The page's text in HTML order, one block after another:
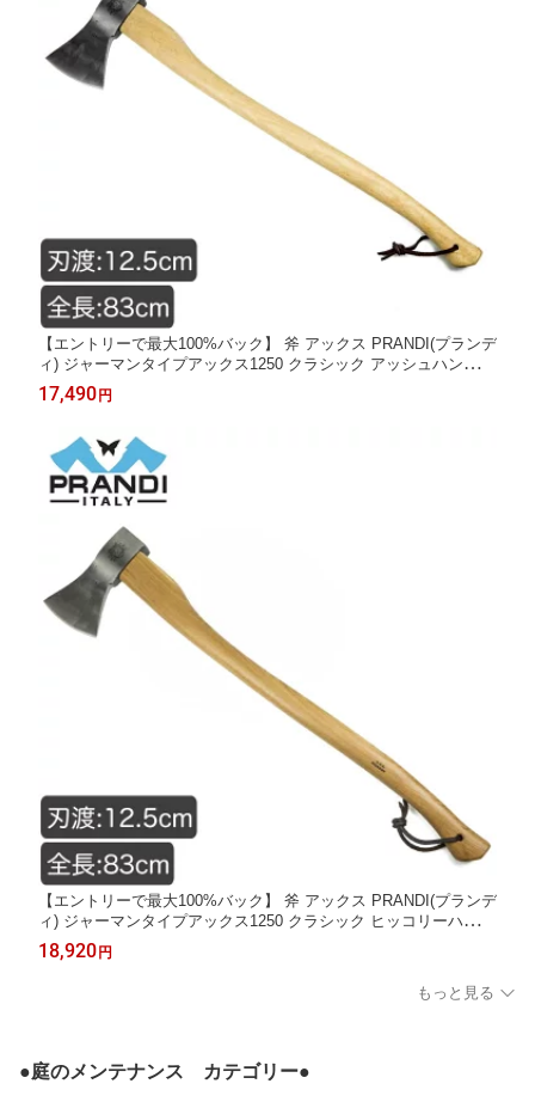
【エントリーで最大100%バック】 斧 アックス PRANDI(プランデ
ィ) ジャーマンタイプアックス1250 クラシック アッシュハンドル
ラバーサック付 焚き付け 薪割り キャンプ 野営 ブッシュクラフト
アウトドア 4573350728628
17,490 円
【エントリーで最大100%バック】 斧 アックス PRANDI(プランデ
ィ) ジャーマンタイプアックス1250 クラシック ヒッコリーハンド
ル ラバーサック付 焚き付け 薪割り キャンプ 野営 ブッシュクラ
フト アウトドア 4573350728635
18,920 円
もっと見る
●庭のメンテナンス カテゴリー●